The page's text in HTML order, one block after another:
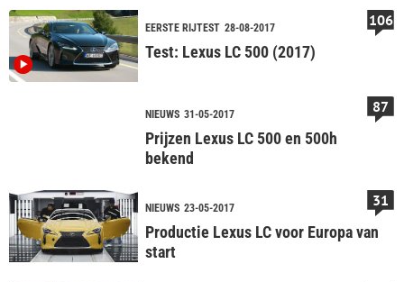
EERSTE RIJTEST 28-08-2017
Test: Lexus LC 500 (2017)
106
NIEUWS 31-05-2017
Prijzen Lexus LC 500 en 500h
bekend
87
NIEUWS 23-05-2017
Productie Lexus LC voor Europa van
start
31